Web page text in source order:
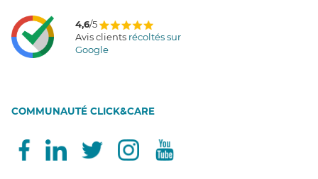
4,6/5
Avis clients récoltés sur
Google
COMMUNAUTÉ CLICK&CARE